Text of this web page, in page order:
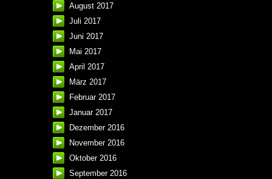
August 2017
Juli 2017
Juni 2017
Mai 2017
April 2017
März 2017
Februar 2017
Januar 2017
Dezember 2016
November 2016
Oktober 2016
September 2016